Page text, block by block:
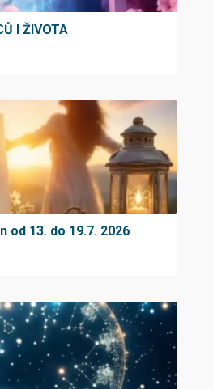
I ŽIVOTA
od 13. do 19.7. 2026